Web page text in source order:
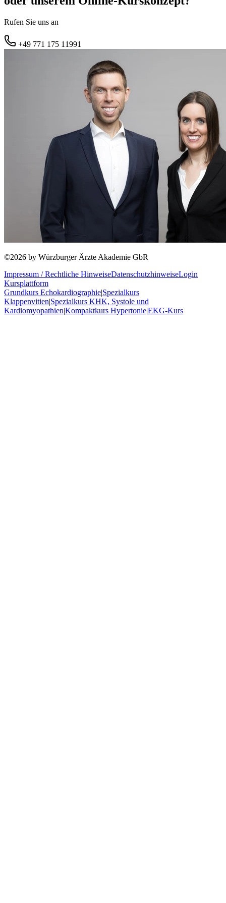
Rufen Sie uns an
+49 771 175 11991
©2026 by Würzburger Ärzte Akademie GbR
Impressum / Rechtliche HinweiseDatenschutzhinweiseLogin
Kursplattform
Grundkurs Echokardiographie|Spezialkurs
Klappenvitien|Spezialkurs KHK, Systole und
Kardiomyopathien|Kompaktkurs Hypertonie|EKG-Kurs